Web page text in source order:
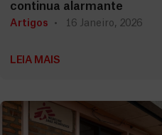
continua alarmante
Artigos 16 Janeiro, 2026
LEIA MAIS